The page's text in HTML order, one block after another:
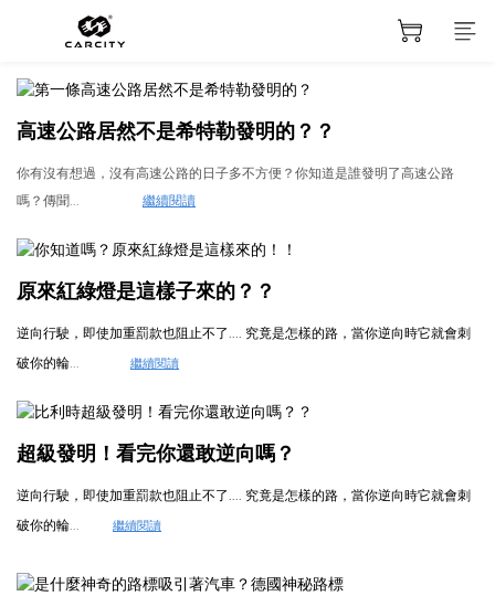
高速公路居然不是希特勒發明的？？
你有沒有想過，沒有高速公路的日子多不方便？你知道是誰發明了高速公路
嗎？傳聞...
繼續閱讀
原來紅綠燈是這樣子來的？？
逆向行駛，即使加重罰款也阻止不了.... 究竟是怎樣的路，當你逆向時它就會刺
破你的輪
繼續閱讀
超級發明！看完你還敢逆向嗎？
逆向行駛，即使加重罰款也阻止不了.... 究竟是怎樣的路，當你逆向時它就會刺
破你的輪... 繼續閱讀